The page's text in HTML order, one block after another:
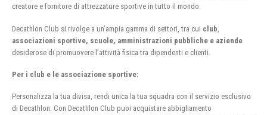
creatore e fornitore di attrezzature sportive in tutto il mondo.
Decathlon Club si rivolge a un’ampia gamma di settori, tra cui club
associazioni sportive, scuole, amministrazioni pubbliche e aziende
desiderose di promuovere l’attività fisica tra dipendenti e clienti.
Per i club e le associazione sportive:
Personalizza la tua divisa, rendi unica la tua squadra con il servizio esclusivo
di Decathlon. Con Decathlon Club puoi acquistare abbigliamento